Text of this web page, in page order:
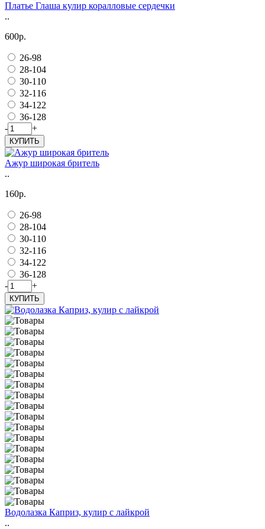
Платье Глаша кулир коралловые сердечки
..
600р.
26-98
28-104
30-110
32-116
34-122
36-128
-
+
КУПИТЬ
Ажур широкая бритель
..
160р.
26-98
28-104
30-110
32-116
34-122
36-128
-
+
КУПИТЬ
Водолазка Каприз, кулир с лайкрой
..